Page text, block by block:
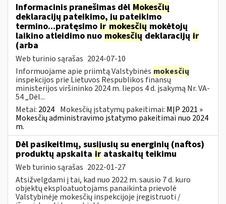
Informacinis pranešimas dėl Mokesčių
deklaracijų pateikimo, jų pateikimo
termino...pratęsimo ir mokesčių mokėtojų
laikino atleidimo nuomokesčiųdeklaracijų ir
(arba
Web turinio sąrašas 2024-07-10
Informuojame apie priimtą Valstybinės mokesčių
inspekcijos prie Lietuvos Respublikos finansų
ministerijos viršininko 2024 m. liepos 4 d. įsakymą Nr. VA-
54 „Dėl...
Metai: 2024 Mokesčių įstatymų pakeitimai: MĮP 2021 »
Mokesčių administravimo įstatymo pakeitimai nuo 2024
m.
Dėl pasikeitimų, susijusių su energinių (naftos)
produktų apskaita ir ataskaitų teikimu
Web turinio sąrašas 2022-01-27
Atsižvelgdami į tai, kad nuo 2022 m. sausio 7 d. kuro
objektų eksploatuotojams panaikinta prievolė
Valstybinėje mokesčių inspekcijoje įregistruoti /